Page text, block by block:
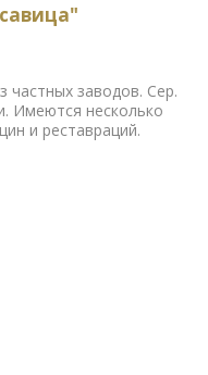
частных заводов. Сер.
Имеются несколько
и реставраций.